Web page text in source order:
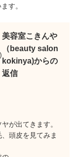
す。
美容室こきんや
（beauty salon
kokinya)からの
返信
が出てきます。
頭皮を見てみま